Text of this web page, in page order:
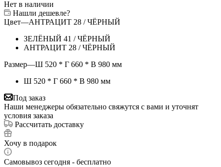
Нет в наличии
Нашли дешевле?
Цвет—АНТРАЦИТ 28 / ЧЁРНЫЙ
ЗЕЛЁНЫЙ 41 / ЧЁРНЫЙ
АНТРАЦИТ 28 / ЧЁРНЫЙ
Размер—Ш 520 * Г 660 * В 980 мм
Ш 520 * Г 660 * В 980 мм
Под заказ
Наши менеджеры обязательно свяжутся с вами и уточнят
условия заказа
Рассчитать доставку
Хочу в подарок
Самовывоз сегодня - бесплатно